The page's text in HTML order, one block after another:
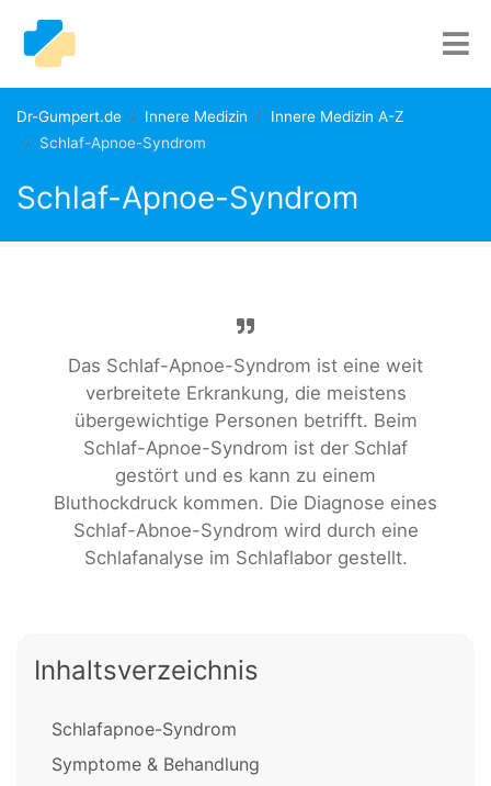
Dr-Gumpert.de Innere Medizin
Innere Medizin A-Z
Schlaf-Apnoe-Syndrom
Schlaf-Apnoe-Syndrom
Das Schlaf-Apnoe-Syndrom ist eine weit
verbreitete Erkrankung, die meistens
übergewichtige Personen betrifft. Beim
Schlaf-Apnoe-Syndrom ist der Schlaf
gestört und es kann zu einem
Bluthockdruck kommen. Die Diagnose eines
Schlaf-Abnoe-Syndrom wird durch eine
Schlafanalyse im Schlaflabor gestellt.
Inhaltsverzeichnis
Schlafapnoe-Syndrom
Symptome & Behandlung